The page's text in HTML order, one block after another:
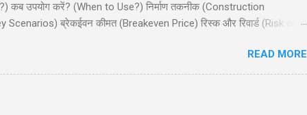
कब उपयोग करें? (When to Use?) निर्माण तकनीक (Construction
Scenarios) ब्रेकईवन कीमत (Breakeven Price) रिस्क और रिवार्ड (Risk and
स्ट्रैटेजी है जो तेजी (bullish) के दृष्टिकोण वाले ट्रेडर्स के लिए उपयुक्त है,
है। यह स्ट्रैटेजी कम लागत पर असीमित लाभ (unlimited profit potential) की
READ MORE